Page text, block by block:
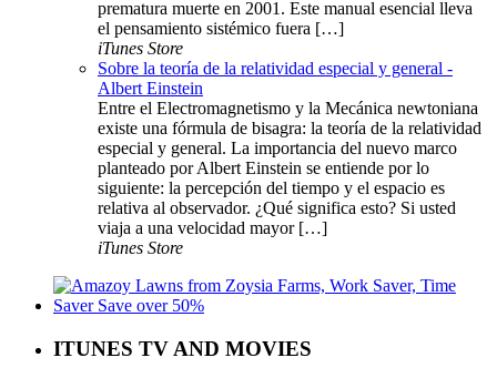
prematura muerte en 2001. Este manual esencial lleva
el pensamiento sistémico fuera […]
iTunes Store
Sobre la teoría de la relatividad especial y general -
Albert Einstein
Entre el Electromagnetismo y la Mecánica newtoniana
existe una fórmula de bisagra: la teoría de la relatividad
especial y general. La importancia del nuevo marco
planteado por Albert Einstein se entiende por lo
siguiente: la percepción del tiempo y el espacio es
relativa al observador. ¿Qué significa esto? Si usted
viaja a una velocidad mayor […]
iTunes Store
ITUNES TV AND MOVIES